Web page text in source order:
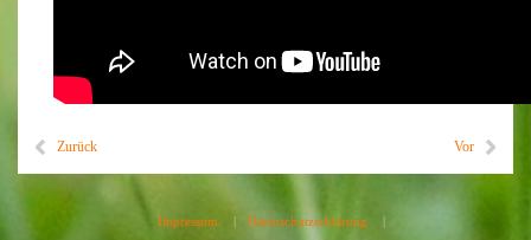
Zurück Vor
Impressum | Datenschutzerklärung |